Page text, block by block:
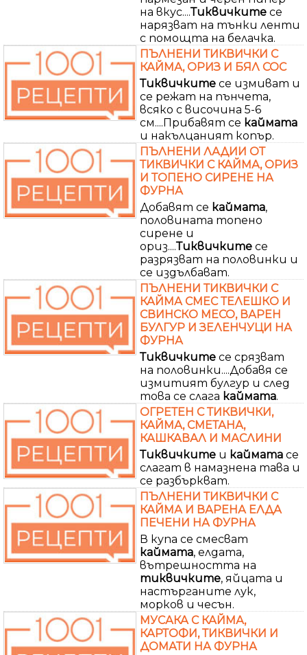
на вкус....Тиквичките се
нарязват на тънки ленти
с помощта на белачка.
ПЪЛНЕНИ ТИКВИЧКИ С
КАЙМА, ОРИЗ И БЯЛ СОС
Тиквичките се измиват и
се режат на пънчета,
всяко с височина 5-6
см....Прибавят се каймата
и накълцаният копър.
ПЪЛНЕНИ ЛАДИИ ОТ
ТИКВИЧКИ С КАЙМА, ОРИЗ
И ТОПЕНО СИРЕНЕ НА
ФУРНА
Добавят се каймата,
половината топено
сирене и
ориз....Тиквичките се
разрязват на половинки и
се издълбават.
ПЪЛНЕНИ ТИКВИЧКИ С
КАЙМА СМЕС ТЕЛЕШКО И
СВИНСКО МЕСО, ВАРЕН
БУЛГУР И ЗЕЛЕНЧУЦИ НА
ФУРНА
Тиквичките се срязват
на половинки....Добавя се
измитият булгур и след
това се слага каймата.
ОГРЕТЕН С ТИКВИЧКИ,
КАЙМА, СМЕТАНА,
КАШКАВАЛ И МАСЛИНИ
Тиквичките и каймата се
слагат в намазнена тава и
се разбъркват.
ПЪЛНЕНИ ТИКВИЧКИ С
КАЙМА И ВАРЕНА ЕЛДА
ПЕЧЕНИ НА ФУРНА
В купа се смесват
каймата, елдата,
вътрешността на
тиквичките, яйцата и
настърганите лук,
морков и чесън.
МУСАКА С КАЙМА,
КАРТОФИ, ТИКВИЧКИ И
ДОМАТИ НА ФУРНА